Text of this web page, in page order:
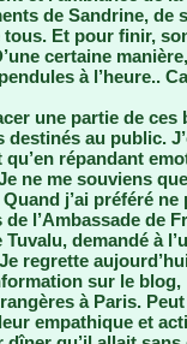
de Sandrine, de
Et pour finir,
certaine
à l’heure..
une partie de
destinés au public.
qu’en répandant
ne me souviens
j’ai préféré
l’Ambassade de
Tuvalu, demandé à
regrette
sur le
à Paris.
empathique et